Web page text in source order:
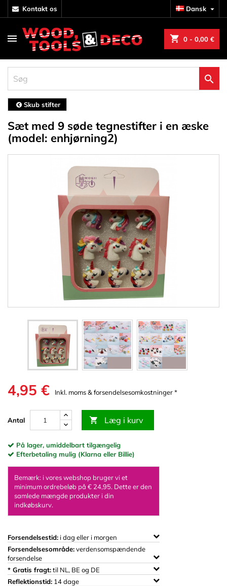
kontakt os Dansk 
shopping_cart 0 - 0,00 €

Skub stifter
Sæt med 9 søde tegnestifter i en æske
(model: enhjørning2)
4,95 € Inkl. moms & forsendelsesomkostninger *
Antal  Læg i kurv
På lager, umiddelbart tilgængelig
Efterbetaling mulig (Klarna eller Billie)
Bemærk: i vores webshop bruger vi et
minimum ordrebeløb på € 24,95. Dette er den
samlede mængde produkter i din
indkøbskurv.
Forsendelsestid:i dag eller i morgen
Forsendelsesområde:verdensomspændende
forsendelse
* Gratis fragt:til NL, BE og DE
Reflektionstid: 14 dage